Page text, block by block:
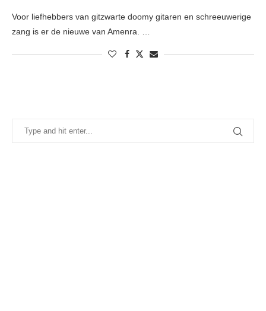
Voor liefhebbers van gitzwarte doomy gitaren en schreeuwerige
zang is er de nieuwe van Amenra. …